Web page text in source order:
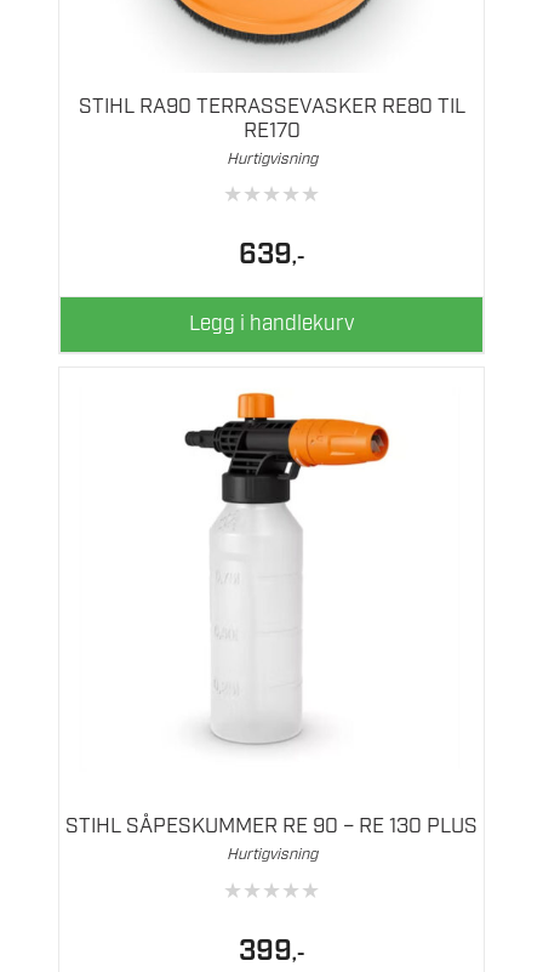
STIHL RA90 TERRASSEVASKER RE80 TIL
RE170
Hurtigvisning
★★★★★
639,-
Legg i handlekurv
STIHL SÅPESKUMMER RE 90 – RE 130 PLUS
Hurtigvisning
★★★★★
399,-